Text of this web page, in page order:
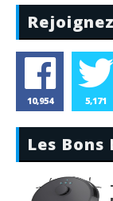
10,954 5,171
Les Bons